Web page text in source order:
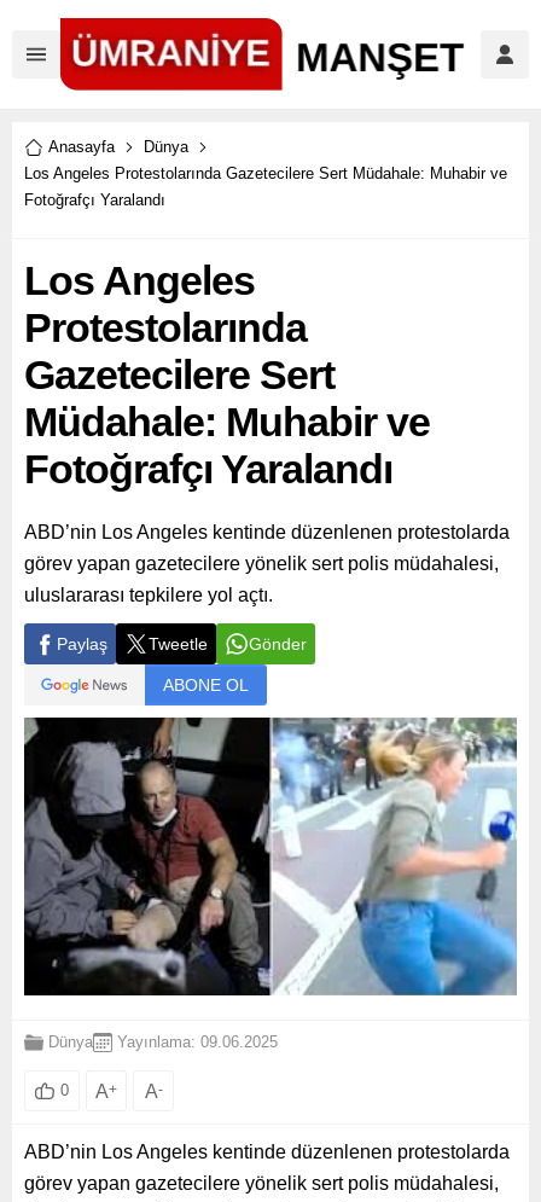
Anasayfa
Dünya
Los Angeles Protestolarında Gazetecilere Sert Müdahale: Muhabir ve
Fotoğrafçı Yaralandı
Los Angeles
Protestolarında
Gazetecilere Sert
Müdahale: Muhabir ve
Fotoğrafçı Yaralandı
ABD’nin Los Angeles kentinde düzenlenen protestolarda
görev yapan gazetecilere yönelik sert polis müdahalesi,
uluslararası tepkilere yol açtı.
Paylaş Tweetle Gönder
ABONE OL
Dünya Yayınlama: 09.06.2025
0 A+ A-
ABD’nin Los Angeles kentinde düzenlenen protestolarda
görev yapan gazetecilere yönelik sert polis müdahalesi,